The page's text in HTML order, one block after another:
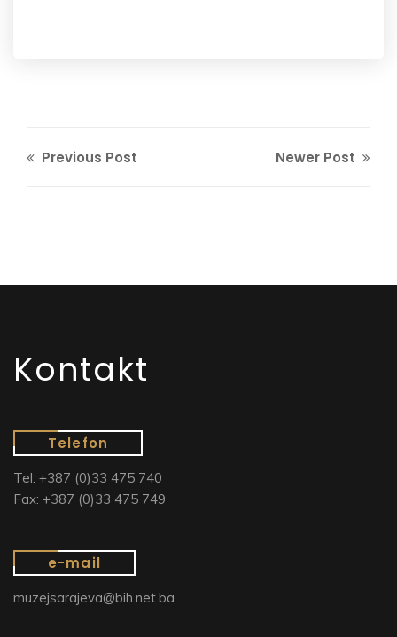
Previous Post Newer Post
Kontakt
Telefon
Tel: +387 (0)33 475 740
Fax: +387 (0)33 475 749
e-mail
muzejsarajeva@bih.net.ba